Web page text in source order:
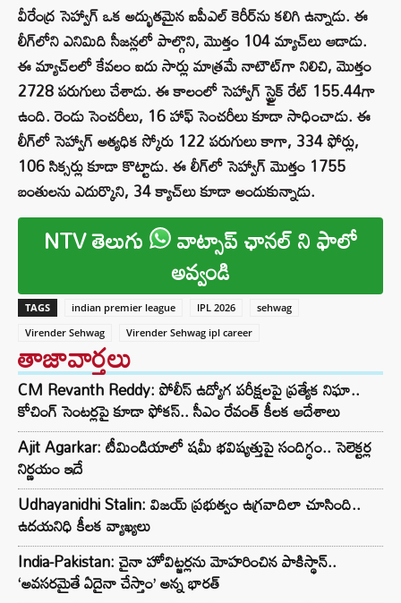
వీరేంద్ర సెహ్వాగ్ ఒక అద్భుతమైన ఐపీఎల్ కెరీర్‌ను కలిగి ఉన్నాడు. ఈ
లీగ్‌లోని ఎనిమిది సీజన్లలో పాల్గొని, మొత్తం 104 మ్యాచ్‌లు ఆడాడు.
ఈ మ్యాచ్‌లలో కేవలం ఐదు సార్లు మాత్రమే నాటౌట్‌గా నిలిచి, మొత్తం
2728 పరుగులు చేశాడు. ఈ కాలంలో సెహ్వాగ్ స్ట్రైక్ రేట్ 155.44గా
ఉంది. రెండు సెంచరీలు, 16 హాఫ్ సెంచరీలు కూడా సాధించాడు. ఈ
లీగ్‌లో సెహ్వాగ్ అత్యధిక స్కోరు 122 పరుగులు కాగా, 334 ఫోర్లు,
106 సిక్సర్లు కూడా కొట్టాడు. ఈ లీగ్‌లో సెహ్వాగ్ మొత్తం 1755
బంతులను ఎదుర్కొని, 34 క్యాచ్‌లు కూడా అందుకున్నాడు.
NTV తెలుగు వాట్సాప్ ఛానల్ ని ఫాలో
అవ్వండి
TAGS indian premier league IPL 2026
sehwag
Virender Sehwag
Virender Sehwag ipl career
తాజావార్తలు
CM Revanth Reddy: పోలీస్ ఉద్యోగ పరీక్షలపై ప్రత్యేక నిఘా..
కోచింగ్ సెంటర్లపై కూడా ఫోకస్.. సీఎం రేవంత్ కీలక ఆదేశాలు
Ajit Agarkar: టీమిండియాలో షమీ భవిష్యత్తుపై సందిగ్ధం.. సెలెక్టర్ల
నిర్ణయం ఇదే
Udhayanidhi Stalin: విజయ్ ప్రభుత్వం ఉగ్రవాదిలా చూసింది..
ఉదయనిధి కీలక వ్యాఖ్యలు
India-Pakistan: చైనా హోవిట్జర్లను మోహరించిన పాకిస్థాన్..
‘అవసరమైతే ఏదైనా చేస్తాం’ అన్న భారత్